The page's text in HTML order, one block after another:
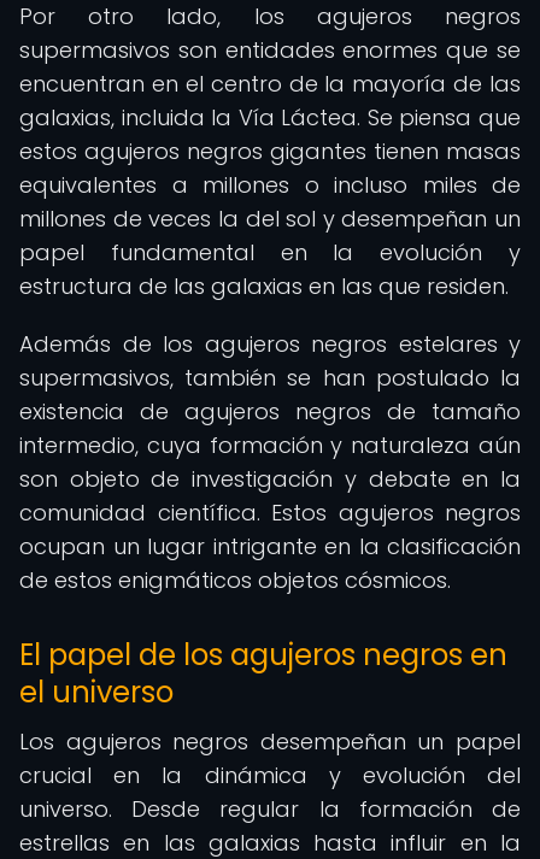
Por otro lado, los agujeros negros
supermasivos son entidades enormes que se
encuentran en el centro de la mayoría de las
galaxias, incluida la Vía Láctea. Se piensa que
estos agujeros negros gigantes tienen masas
equivalentes a millones o incluso miles de
millones de veces la del sol y desempeñan un
papel fundamental en la evolución y
estructura de las galaxias en las que residen.
Además de los agujeros negros estelares y
supermasivos, también se han postulado la
existencia de agujeros negros de tamaño
intermedio, cuya formación y naturaleza aún
son objeto de investigación y debate en la
comunidad científica. Estos agujeros negros
ocupan un lugar intrigante en la clasificación
de estos enigmáticos objetos cósmicos.
El papel de los agujeros negros en
el universo
Los agujeros negros desempeñan un papel
crucial en la dinámica y evolución del
universo. Desde regular la formación de
estrellas en las galaxias hasta influir en la